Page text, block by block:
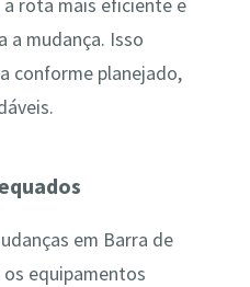
rota mais eficiente e
a mudança. Isso
conforme planejado,
em Barra de
os equipamentos